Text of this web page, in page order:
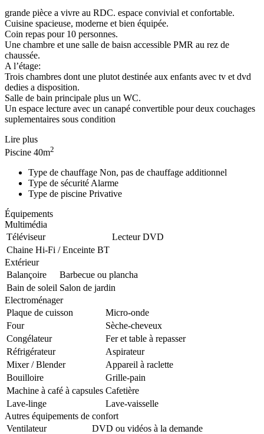
grande pièce a vivre au RDC. espace convivial et confortable.
Cuisine spacieuse, moderne et bien équipée.
Coin repas pour 10 personnes.
Une chambre et une salle de baisn accessible PMR au rez de
chaussée.
A l’étage:
Trois chambres dont une plutot destinée aux enfants avec tv et dvd
dedies a disposition.
Salle de bain principale plus un WC.
Un espace lecture avec un canapé convertible pour deux couchages
suplementaires sous condition
Lire plus
Piscine 40m2
Type de chauffage Non, pas de chauffage additionnel
Type de sécurité Alarme
Type de piscine Privative
Équipements
Multimédia
Téléviseur
Lecteur DVD
Chaine Hi-Fi / Enceinte BT
Extérieur
Balançoire
Barbecue ou plancha
Bain de soleil Salon de jardin
Electroménager
Plaque de cuisson
Micro-onde
Four
Sèche-cheveux
Congélateur
Fer et table à repasser
Réfrigérateur
Aspirateur
Mixer / Blender
Appareil à raclette
Bouilloire
Grille-pain
Machine à café à capsules Cafetière
Lave-linge
Lave-vaisselle
Autres équipements de confort
Ventilateur
DVD ou vidéos à la demande